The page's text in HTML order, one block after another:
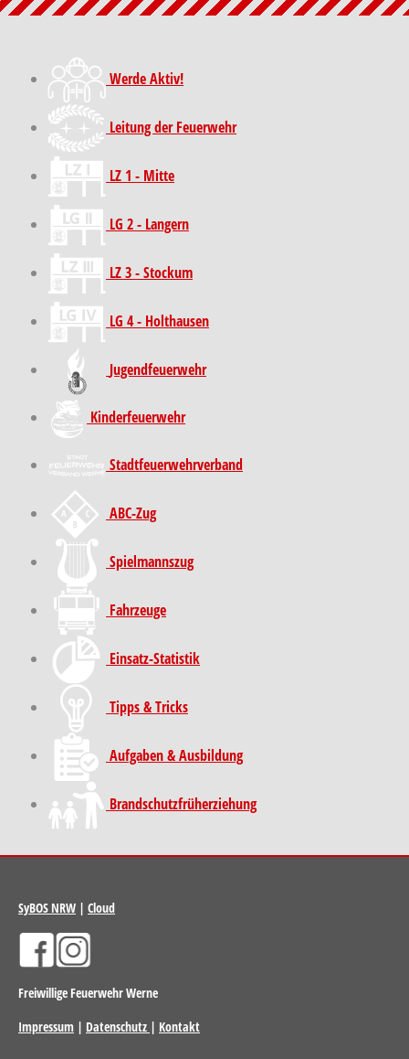
Werde Aktiv!
Leitung der Feuerwehr
LZ 1 - Mitte
LG 2 - Langern
LZ 3 - Stockum
LG 4 - Holthausen
Jugendfeuerwehr
Kinder­feuer­wehr
Stadt­feuer­wehr­verband
ABC-Zug
Spielmannszug
Fahrzeuge
Einsatz-Statistik
Tipps & Tricks
Aufgaben & Ausbildung
Brand­schutz­früh­erziehung
SyBOS NRW | Cloud
Freiwillige Feuerwehr Werne
Impressum | Datenschutz | Kontakt